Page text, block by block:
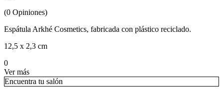
(0 Opiniones)
Espátula Arkhé Cosmetics, fabricada con plástico reciclado.
12,5 x 2,3 cm
0
Ver más
Encuentra tu salón